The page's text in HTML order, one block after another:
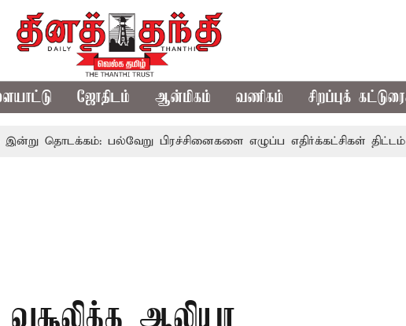
ஜோதிடம் ஆன்மிகம் வணிகம் சிறப்புக்
பல்வேறு பிரச்சினைகளை எழுப்ப எதிர்க்கட்சிகள் திட்டம்